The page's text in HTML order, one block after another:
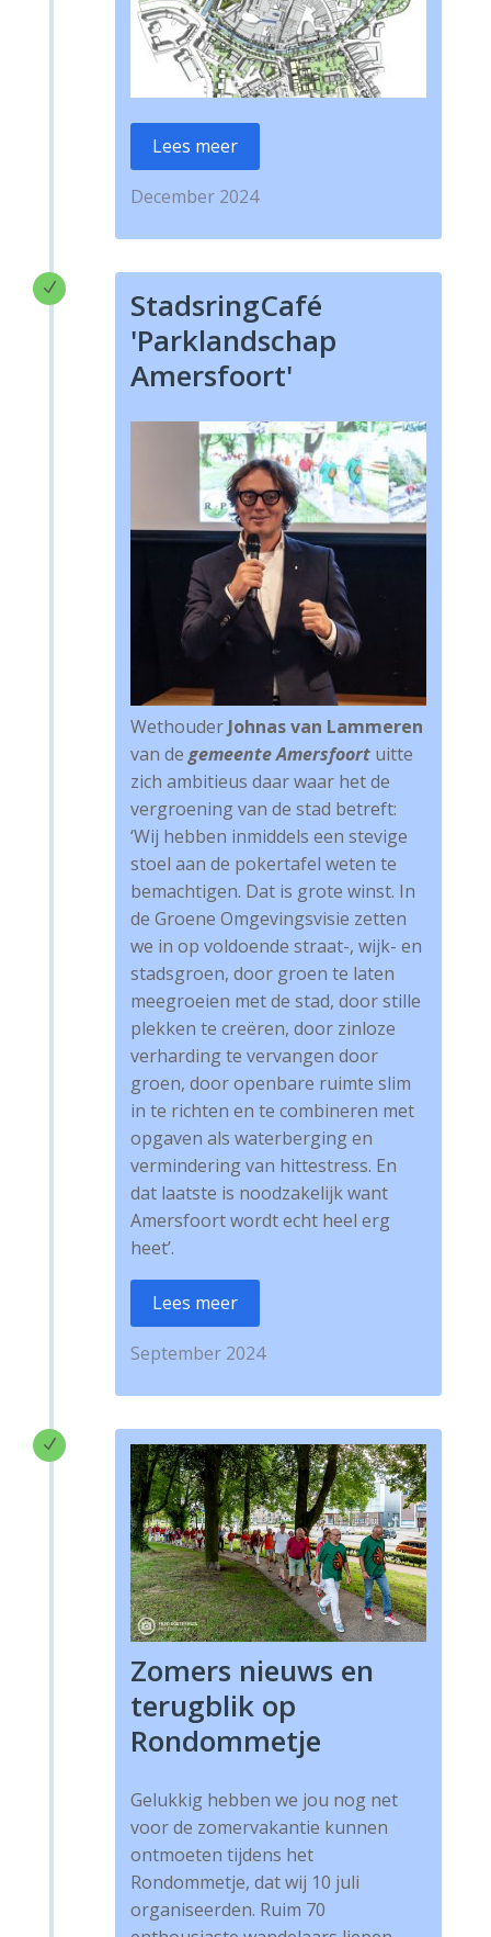
Lees meer
December 2024
N
StadsringCafé
'Parklandschap
Amersfoort'
Wethouder Johnas van Lammeren
van de gemeente Amersfoort uitte
zich ambitieus daar waar het de
vergroening van de stad betreft:
‘Wij hebben inmiddels een stevige
stoel aan de pokertafel weten te
bemachtigen. Dat is grote winst. In
de Groene Omgevingsvisie zetten
we in op voldoende straat-, wijk- en
stadsgroen, door groen te laten
meegroeien met de stad, door stille
plekken te creëren, door zinloze
verharding te vervangen door
groen, door openbare ruimte slim
in te richten en te combineren met
opgaven als waterberging en
vermindering van hittestress. En
dat laatste is noodzakelijk want
Amersfoort wordt echt heel erg
heet’.
Lees meer
September 2024
N
Zomers nieuws en
terugblik op
Rondommetje
Gelukkig hebben we jou nog net
voor de zomervakantie kunnen
ontmoeten tijdens het
Rondommetje, dat wij 10 juli
organiseerden. Ruim 70